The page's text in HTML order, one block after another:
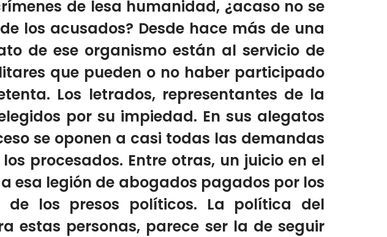
de lesa humanidad, ¿acaso no se
los acusados? Desde hace más de una
de ese organismo están al servicio de
que pueden o no haber participado
Los letrados, representantes de la
por su impiedad. En sus alegatos
se oponen a casi todas las demandas
procesados. Entre otras, un juicio en el
esa legión de abogados pagados por los
los presos políticos. La política del
estas personas, parece ser la de seguir